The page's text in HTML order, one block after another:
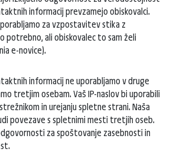
informacij prevzamejo obiskovalci.
za vzpostavitev stika z
potrebno, ali obiskovalec to sam želi
e-novice).
informacij ne uporabljamo v druge
tretjim osebam. Vaš IP-naslov bi uporabili
in urejanju spletne strani. Naša
povezave s spletnimi mesti tretjih oseb.
za spoštovanje zasebnosti in